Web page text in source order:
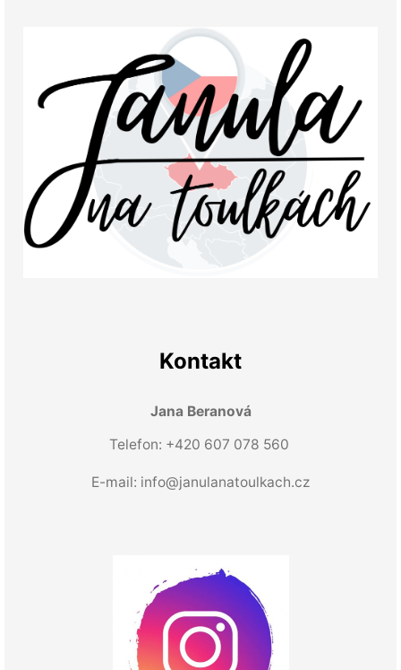
Kontakt
Jana Beranová
Telefon: +420 607 078 560
E-mail: info@janulanatoulkach.cz